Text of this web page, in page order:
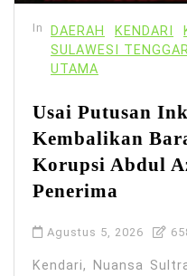
In DAERAH KENDARI
SULAWESI
UTAMA
Usai Putusan
Kembalikan
Korupsi Abdul
Penerima
Agustus 5, 2026
Kendari, Nuansa